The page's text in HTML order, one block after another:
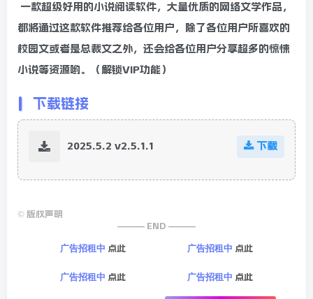
一款超级好用的小说阅读软件，大量优质的网络文学作品，
都将通过这款软件推荐给各位用户，除了各位用户所喜欢的
校园文或者是总裁文之外，还会给各位用户分享超多的惊悚
小说等资源哟。（解锁VIP功能）
下载链接
2025.5.2 v2.5.1.1 下载
© 版权声明
——— END ———
广告招租中 点此 广告招租中 点此
广告招租中 点此 广告招租中 点此